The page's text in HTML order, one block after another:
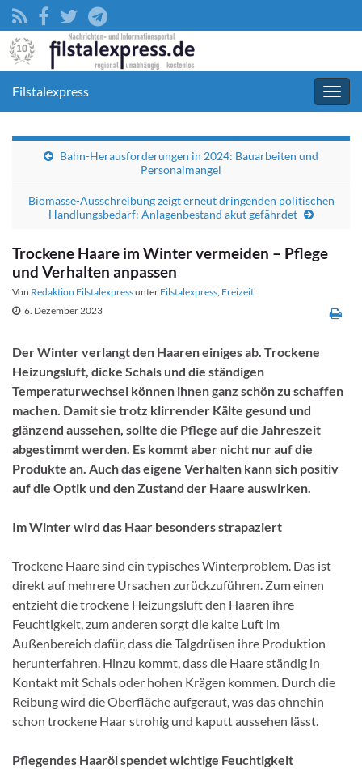
Filstalexpress
Bahn-Herausforderungen in 2024: Bauarbeiten und
Personalmangel
Biomasse-Ausschreibung zeigt erneut dringenden politischen
Handlungsbedarf: Anlagenbestand akut gefährdet
Trockene Haare im Winter vermeiden – Pflege
und Verhalten anpassen
Von Redaktion Filstalexpressunter Filstalexpress, Freizeit
6. Dezember 2023
Der Winter verlangt den Haaren einiges ab. Trockene
Heizungsluft, dicke Schals und die ständigen
Temperaturwechsel können ihnen ganz schön zu schaffen
machen. Damit sie trotz klirrender Kälte gesund und
glänzend aussehen, sollte die Pflege auf die Jahreszeit
abgestimmt werden. Es kommt aber nicht nur auf die
Produkte an. Auch das eigene Verhalten kann sich positiv
auf die Optik und den Zustand der Haare auswirken.
Im Winter wird das Haar besonders strapaziert
Trockene Haare sind ein typisches Winterproblem. Das ist
direkt auf mehrere Ursachen zurückzuführen. Zum einen
entzieht die trockene Heizungsluft den Haaren ihre
Feuchtigkeit, zum anderen sorgt die kalte Luft im
Außenbereich dafür, dass die Talgdrüsen ihre Produktion
herunterfahren. Hinzu kommt, dass die Haare ständig in
Kontakt mit Schals oder hohen Krägen kommen. Durch die
Reibung wird die Oberfläche aufgeraut, was das ohnehin
schon trockene Haar strohig und kaputt aussehen lässt.
Pflegendes Haaröl spendet wichtige Feuchtigkeit